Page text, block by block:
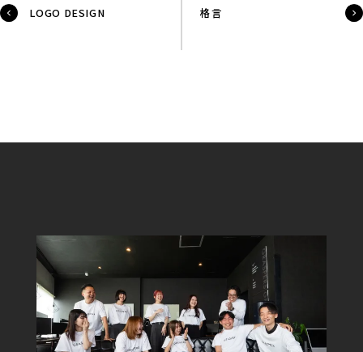
LOGO DESIGN 格言